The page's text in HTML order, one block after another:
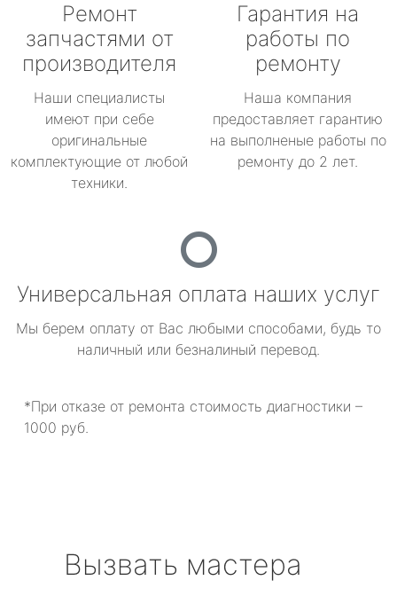
Ремонт
запчастями от
производителя
Наши специалисты
имеют при себе
оригинальные
комплектующие от любой
техники.
Гарантия на
работы по
ремонту
Наша компания
предоставляет гарантию
на выполненые работы по
ремонту до 2 лет.
Универсальная оплата наших услуг
Мы берем оплату от Вас любыми способами, будь то
наличный или безналиный перевод.
*При отказе от ремонта стоимость диагностики –
1000 руб.
Вызвать мастера